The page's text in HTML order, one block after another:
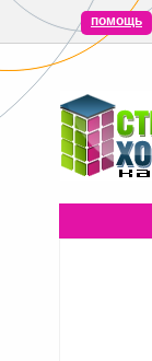
помощь